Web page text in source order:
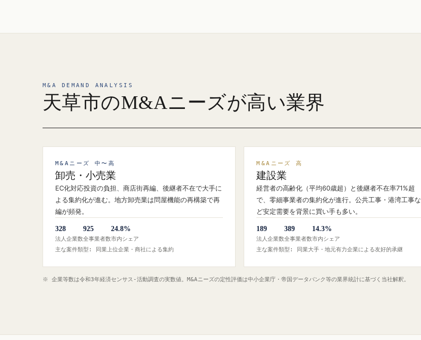
M&A DEMAND ANALYSIS
天草市のM&Aニーズが高い業界
M&Aニーズ 中〜高
卸売・小売業
EC化対応投資の負担、商店街再編、後継者不在で大手に
よる集約化が進む。地方卸売業は問屋機能の再構築で再
編が頻発。
328
法人企業数
925
全事業者数
24.8%
市内シェア
主な案件類型: 同業上位企業・商社による集約
M&Aニーズ 高
建設業
経営者の高齢化（平均60歳超）と後継者不在率71%超
で、零細事業者の集約化が進行。公共工事・港湾工事な
ど安定需要を背景に買い手も多い。
189
法人企業数
389
全事業者数
14.3%
市内シェア
主な案件類型: 同業大手・地元有力企業による友好的承継
※ 企業等数は令和3年経済センサス‐活動調査の実数値。M&Aニーズの定性評価は中小企業庁・帝国データバンク等の業界統計に基づく当社解釈。